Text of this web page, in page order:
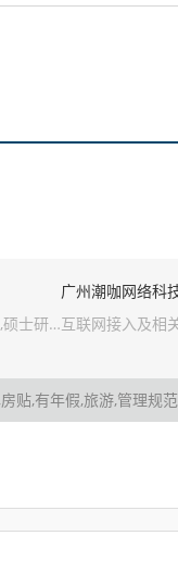
广州潮咖网络科
博士研究生,硕士研究生,二学位,本科生,专科生互联网接入及相